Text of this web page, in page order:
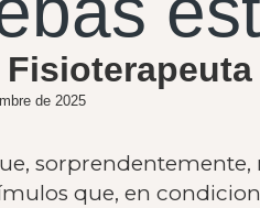
de 2025
sorprendentemente,
que, en